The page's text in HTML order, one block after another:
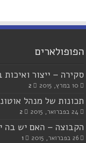
הפופולארים
סקירה – ייצור ואיכות
10 במרץ, 2015 2
תכונות של מנהל
24 בפברואר, 2015 2
הקבוצה – האם יש בה
26 בפברואר, 2015 1